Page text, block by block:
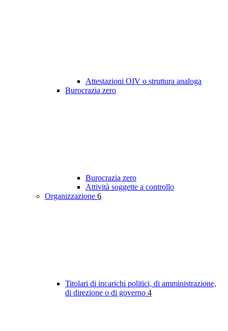
Attestazioni OIV o struttura analoga
Burocrazia zero
Burocrazia zero
Attività soggette a controllo
Organizzazione 6
Titolari di incarichi politici, di amministrazione,
di direzione o di governo 4